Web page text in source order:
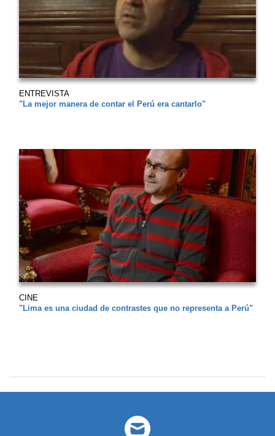
ENTREVISTA
"La mejor manera de contar el Perú era cantarlo"
CINE
"Lima es una ciudad de contrastes que no representa a Perú"